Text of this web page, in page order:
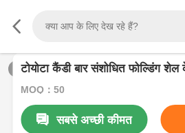
/0
टोयोटा कैंडी बार संशोधित फोल्डिंग
MOQ：50
सबसे अच्छी कीमत